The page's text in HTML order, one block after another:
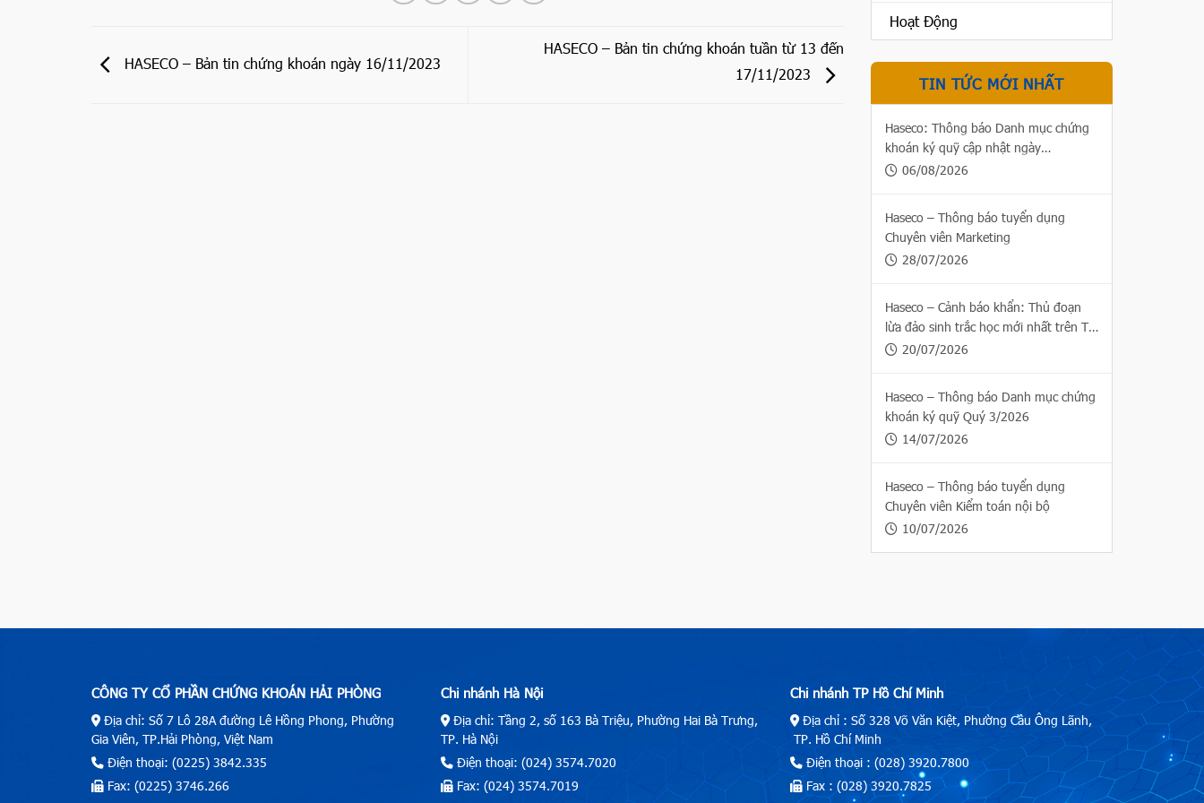
HASECO – Bản tin chứng khoán ngày 16/11/2023
HASECO – Bản tin chứng khoán tuần từ 13 đến
17/11/2023
Hoạt Động
TIN TỨC MỚI NHẤT
Haseco: Thông báo Danh mục chứng
khoán ký quỹ cập nhật ngày
06/08/2026
06/08/2026
Haseco – Thông báo tuyển dụng
Chuyên viên Marketing
28/07/2026
Haseco – Cảnh báo khẩn: Thủ đoạn
lừa đảo sinh trắc học mới nhất trên Thị
trường chứng khoán
20/07/2026
Haseco – Thông báo Danh mục chứng
khoán ký quỹ Quý 3/2026
14/07/2026
Haseco – Thông báo tuyển dụng
Chuyên viên Kiểm toán nội bộ
10/07/2026
CÔNG TY CỔ PHẦN CHỨNG KHOÁN HẢI PHÒNG
Địa chỉ: Số 7 Lô 28A đường Lê Hồng Phong, Phường
Gia Viên, TP.Hải Phòng, Việt Nam
Điện thoại: (0225) 3842.335
Fax: (0225) 3746.266
Chi nhánh Hà Nội
Địa chỉ: Tầng 2, số 163 Bà Triệu, Phường Hai Bà Trưng,
TP. Hà Nội
Điện thoại: (024) 3574.7020
Fax: (024) 3574.7019
Chi nhánh TP Hồ Chí Minh
Địa chỉ : Số 328 Võ Văn Kiệt, Phường Cầu Ông Lãnh,
TP. Hồ Chí Minh
Điện thoại : (028) 3920.7800
Fax : (028) 3920.7825